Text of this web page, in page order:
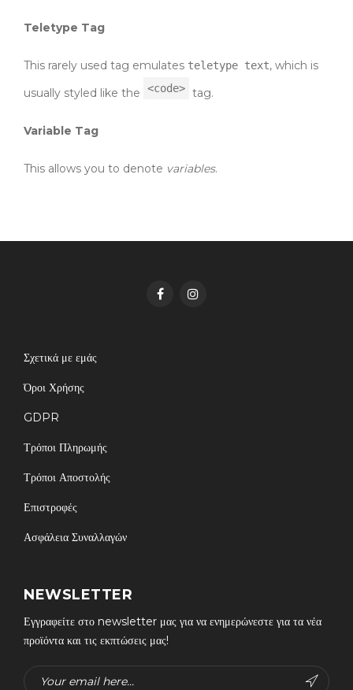
Teletype Tag
This rarely used tag emulates teletype text, which is
usually styled like the
<code> tag.
Variable Tag
This allows you to denote variables.
Σχετικά με εμάς
Όροι Χρήσης
GDPR
Τρόποι Πληρωμής
Τρόποι Αποστολής
Επιστροφές
Ασφάλεια Συναλλαγών
NEWSLETTER
Εγγραφείτε στο newsletter μας για να ενημερώνεστε για τα νέα
προϊόντα και τις εκπτώσεις μας!